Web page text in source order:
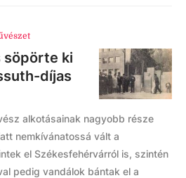
söpörte ki
díjas
alkotásainak nagyobb része
nemkívánatossá vált a
el Székesfehérvárról is, szintén
pedig vandálok bántak el a